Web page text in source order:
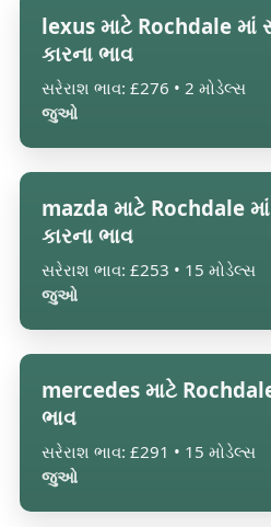
lexus માટે Rochdale માં
કારના ભાવ
સરેરાશ ભાવ: £276 • 2 મોડેલ્સ
જુઓ
mazda માટે Rochdale
કારના ભાવ
સરેરાશ ભાવ: £253 • 15 મોડેલ્સ
જુઓ
mercedes માટે
ભાવ
સરેરાશ ભાવ: £291 • 15 મોડેલ્સ
જુઓ